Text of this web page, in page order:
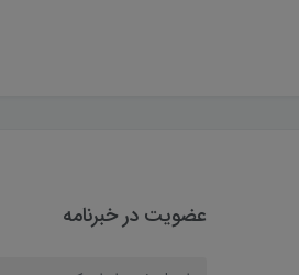
عضویت در خبرنامه